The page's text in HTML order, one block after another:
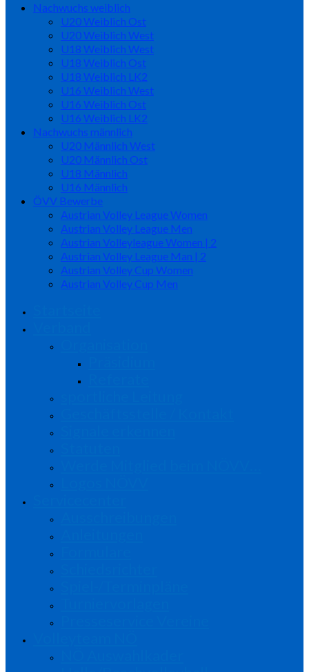
Nachwuchs weiblich
U20 Weiblich Ost
U20 Weiblich West
U18 Weiblich West
U18 Weiblich Ost
U18 Weiblich LK2
U16 Weiblich West
U16 Weiblich Ost
U16 Weiblich LK2
Nachwuchs männlich
U20 Männlich West
U20 Männlich Ost
U18 Männlich
U16 Männlich
ÖVV Bewerbe
Austrian Volley League Women
Austrian Volley League Men
Austrian Volleyleague Women | 2
Austrian Volley League Man | 2
Austrian Volley Cup Women
Austrian Volley Cup Men